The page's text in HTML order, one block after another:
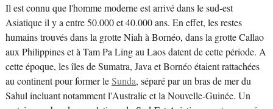
Il est connu que l'homme moderne est arrivé dans le sud-est
Asiatique il y a entre 50.000 et 40.000 ans. En effet, les restes
humains trouvés dans la grotte Niah à Bornéo, dans la grotte Callao
aux Philippines et à Tam Pa Ling au Laos datent de cette période. A
cette époque, les îles de Sumatra, Java et Bornéo étaient rattachées
au continent pour former leSunda, séparé par un bras de mer du
Sahul incluant notamment l'Australie et la Nouvelle-Guinée. Un